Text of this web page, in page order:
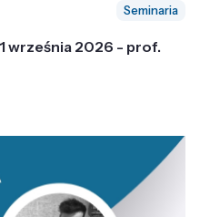
Seminaria
września 2026 - prof.